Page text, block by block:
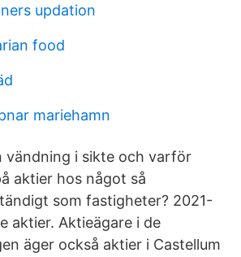
updation
food
mariehamn
vändning i sikte och varför
aktier hos något så
som fastigheter? 2021-
aktier. Aktieägare i de
äger också aktier i Castellum